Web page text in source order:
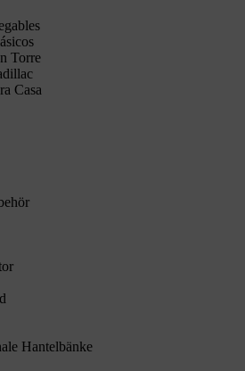
Torre
Casa
Hantelbänke